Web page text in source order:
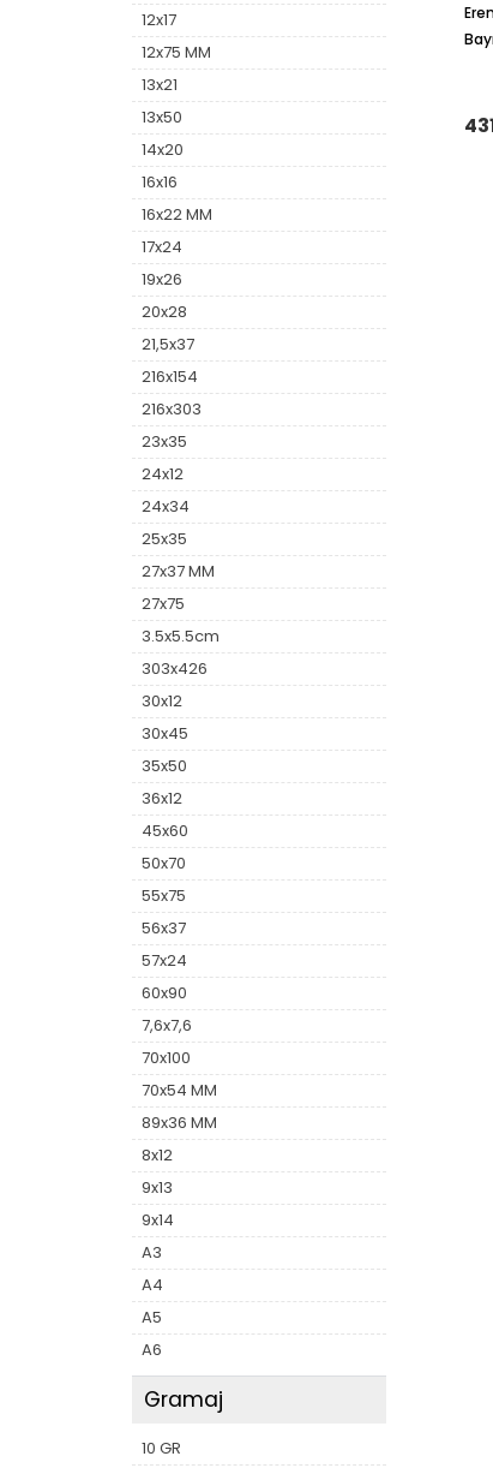
12x17
12x75 MM
13x21
13x50
14x20
16x16
16x22 MM
17x24
19x26
20x28
21,5x37
216x154
216x303
23x35
24x12
24x34
25x35
27x37 MM
27x75
3.5x5.5cm
303x426
30x12
30x45
35x50
36x12
45x60
50x70
55x75
56x37
57x24
60x90
7,6x7,6
70x100
70x54 MM
89x36 MM
8x12
9x13
9x14
A3
A4
A5
A6
Gramaj
10 GR